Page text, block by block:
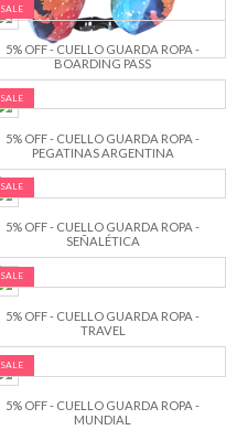
SALE
5% OFF - CUELLO GUARDA ROPA -
BOARDING PASS
SALE
5% OFF - CUELLO GUARDA ROPA -
PEGATINAS ARGENTINA
SALE
5% OFF - CUELLO GUARDA ROPA -
SEÑALÉTICA
SALE
5% OFF - CUELLO GUARDA ROPA -
TRAVEL
SALE
5% OFF - CUELLO GUARDA ROPA -
MUNDIAL